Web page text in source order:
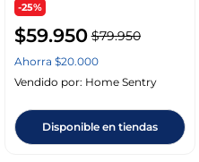
-25%
$59.950 $79.950
Ahorra $20.000
Vendido por: Home Sentry
Disponible en tiendas